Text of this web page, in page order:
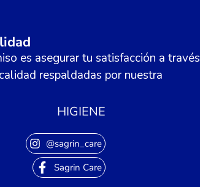
es asegurar tu satisfacción a través
respaldadas por nuestra
HIGIENE
@sagrin_care
Sagrin Care